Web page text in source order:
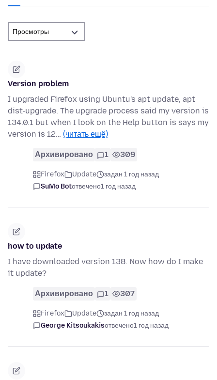
Version problem
I upgraded Firefox using Ubuntu's apt update, apt
dist-upgrade. The upgrade process said my version is
134.0.1 but when I look on the Help button is says my
version is 12… (читать ещё)
Архивировано 1 309
Firefox Update
задан 1 год назад
SuMo Botотвечено1 год назад
how to update
I have downloaded version 138. Now how do I make
it update?
Архивировано 1 307
Firefox Update
задан 1 год назад
George Kitsoukakisотвечено1 год назад